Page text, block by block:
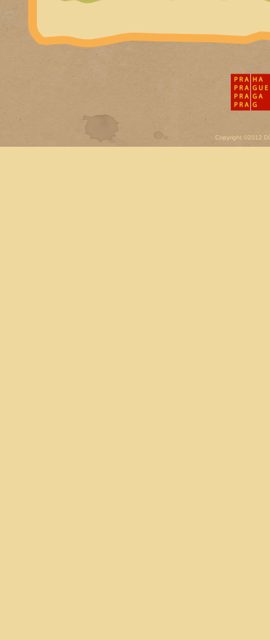
Copyright ©2012